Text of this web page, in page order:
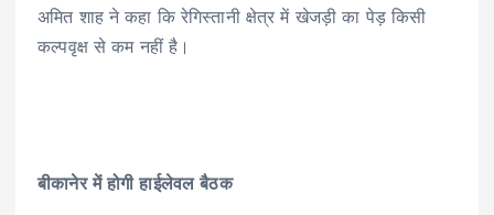
अमित शाह ने कहा कि रेगिस्तानी क्षेत्र में खेजड़ी का पेड़ किसी
कल्पवृक्ष से कम नहीं है।
बीकानेर में होगी हाईलेवल बैठक